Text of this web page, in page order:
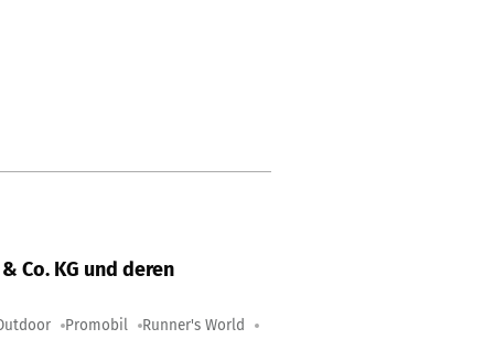
Co. KG und deren
Promobil Runner's World